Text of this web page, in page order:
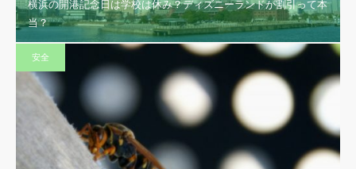
横浜の開港記念日は学校は休み？ディズニーランドが割引って本
当？
安全